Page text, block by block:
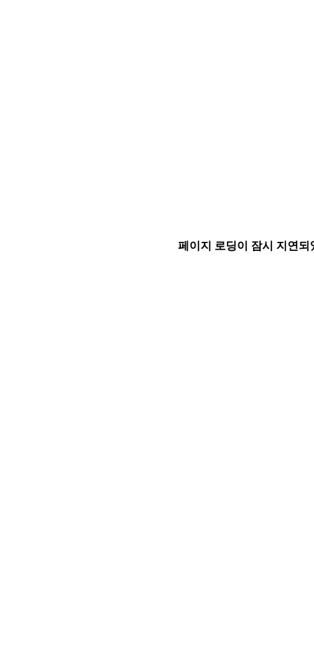
페이지 로딩이 잠시 지연